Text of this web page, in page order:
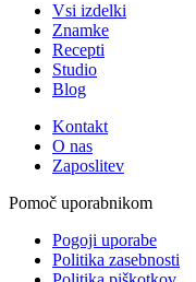
Vsi izdelki
Znamke
Recepti
Studio
Blog
Kontakt
O nas
Zaposlitev
Pomoč uporabnikom
Pogoji uporabe
Politika zasebnosti